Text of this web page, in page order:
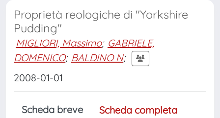
Proprietà reologiche di "Yorkshire
Pudding"
MIGLIORI, Massimo; GABRIELE,
DOMENICO; BALDINO N;
2008-01-01
Scheda breve
Scheda completa